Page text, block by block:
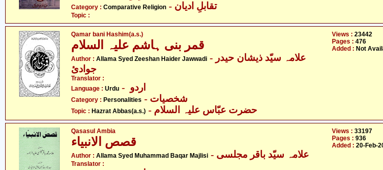
Category : Comparative Religion - تقابلِ ادیان
Topic :
Qamar bani Hashim(a.s.)
قمر بنی ہاشم علیہ السلام
Author : Allama Syed Zeeshan Haider Jawwadi - علامہ سیّد ذیشان حیدر
جوادئ
Translator :
Language : Urdu
Category : Personalities - شخصیات
Topic : Hazrat Abbas(a.s.) - حضرت عبّاس علیہ السلام
Views : 23442
Pages : 476
Added : Not
Qasasul Ambia
Author : Allama Syed Muhammad Baqar Majlisi
Translator :
Views : 33197
Pages : 936
Added : 20-Feb-